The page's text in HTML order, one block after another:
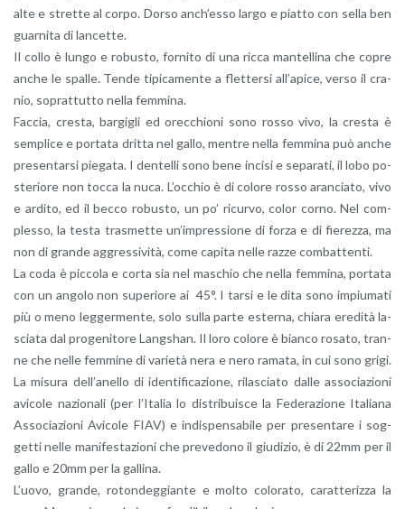
alte e stret­te al corpo. Dorso an­ch’es­so largo e piat­to con sella ben
guar­ni­ta di lan­cet­te.
Il collo è lungo e ro­bu­sto, for­ni­to di una ricca man­tel­li­na che copre
anche le spal­le. Tende ti­pi­ca­men­te a flet­ter­si al­l’a­pi­ce, verso il cra­
nio, so­prat­tut­to nella fem­mi­na.
Fac­cia, cre­sta, bar­gi­gli ed orec­chio­ni sono rosso vivo, la cre­sta è
sem­pli­ce e por­ta­ta drit­ta nel gallo, men­tre nella fem­mi­na può anche
pre­sen­tar­si pie­ga­ta. I den­tel­li sono bene in­ci­si e se­pa­ra­ti, il lobo po­
ste­rio­re non tocca la nuca. L’oc­chio è di co­lo­re rosso aran­cia­to, vivo
e ar­di­to, ed il becco ro­bu­sto, un po’ ri­cur­vo, color corno. Nel com­
ples­so, la testa tra­smet­te un’im­pres­sio­ne di forza e di fie­rez­za, ma
non di gran­de ag­gres­si­vi­tà, come ca­pi­ta nelle razze com­bat­ten­ti.
La coda è pic­co­la e corta sia nel ma­schio che nella fem­mi­na, por­ta­ta
con un an­go­lo non su­pe­rio­re ai 45°. I tarsi e le dita sono im­piu­ma­ti
più o meno leg­ger­men­te, solo sulla parte ester­na, chia­ra ere­di­tà la­
scia­ta dal pro­ge­ni­to­re Lang­shan. Il loro co­lo­re è bian­co ro­sa­to, tran­
ne che nelle fem­mi­ne di va­rie­tà nera e nero ra­ma­ta, in cui sono grigi.
La mi­su­ra del­l’a­nel­lo di iden­ti­fi­ca­zio­ne, ri­la­scia­to dalle as­so­cia­zio­ni
avi­co­le na­zio­na­li (per l’I­ta­lia lo di­stri­bui­sce la Fe­de­ra­zio­ne Ita­lia­na
As­so­cia­zio­ni Avi­co­le FIAV) e in­di­spen­sa­bi­le per pre­sen­ta­re i sog­
get­ti nelle ma­ni­fe­sta­zio­ni che pre­ve­do­no il giu­di­zio, è di 22mm per il
gallo e 20mm per la gal­li­na.
L’uo­vo, gran­de, ro­ton­deg­gian­te e molto co­lo­ra­to, ca­rat­te­riz­za la